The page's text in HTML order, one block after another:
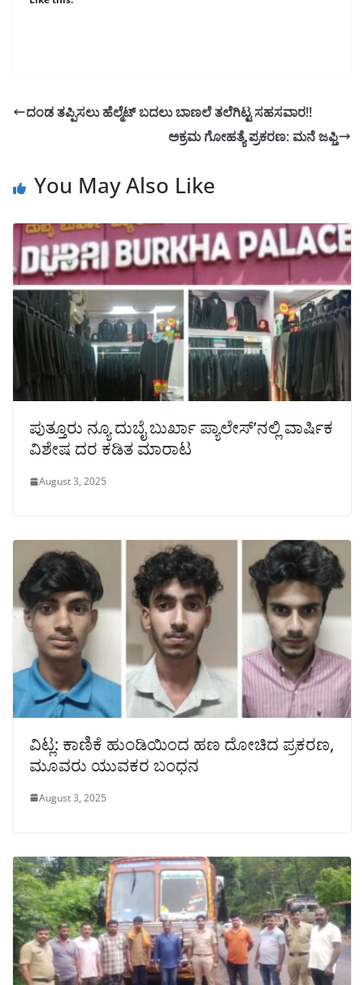
ದಂಡ ತಪ್ಪಿಸಲು ಹೆಲ್ಮೆಟ್ ಬದಲು ಬಾಣಲೆ ತಲೆಗಿಟ್ಟ ಸಹಸವಾರ!!
ಅಕ್ರಮ ಗೋಹತ್ಯೆ ಪ್ರಕರಣ: ಮನೆ ಜಫ್ತಿ
You May Also Like
ಪುತ್ತೂರು ನ್ಯೂ ದುಬೈ ಬುರ್ಖಾ ಪ್ಯಾಲೇಸ್’ನಲ್ಲಿ ವಾರ್ಷಿಕ
ವಿಶೇಷ ದರ ಕಡಿತ ಮಾರಾಟ
August 3, 2025
ವಿಟ್ಲ: ಕಾಣಿಕೆ ಹುಂಡಿಯಿಂದ ಹಣ ದೋಚಿದ ಪ್ರಕರಣ,
ಮೂವರು ಯುವಕರ ಬಂಧನ
August 3, 2025